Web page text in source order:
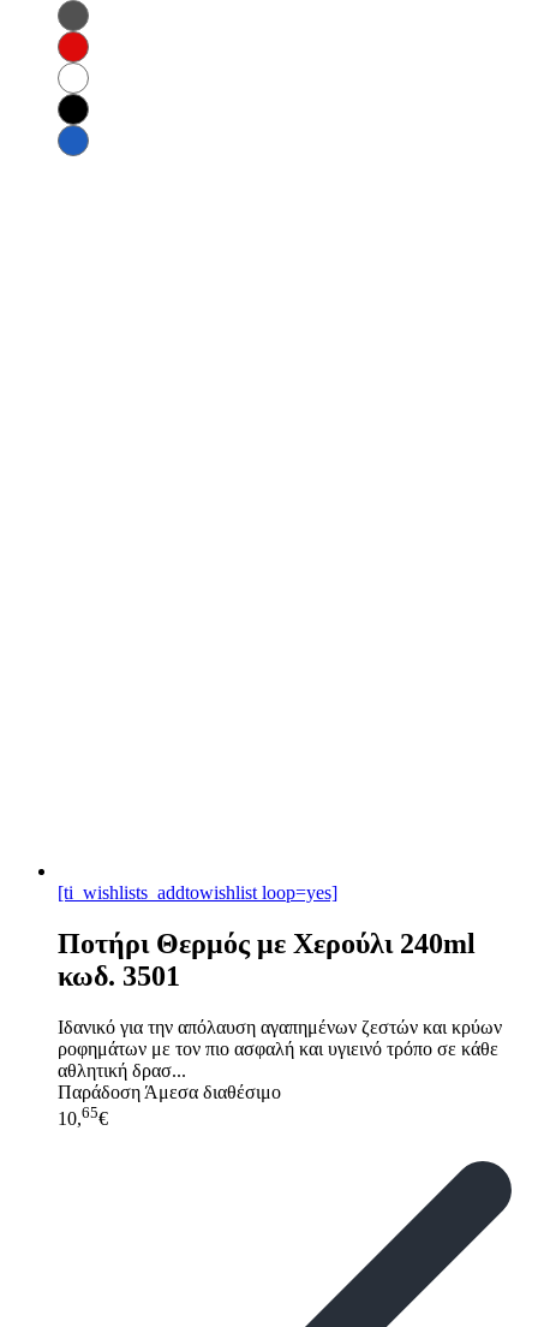
[ti_wishlists_addtowishlist loop=yes]
Ποτήρι Θερμός με Χερούλι 240ml
κωδ. 3501
Ιδανικό για την απόλαυση αγαπημένων ζεστών και κρύων
ροφημάτων με τον πιο ασφαλή και υγιεινό τρόπο σε κάθε
αθλητική δρασ...
Παράδοση Άμεσα διαθέσιμο
10,65€